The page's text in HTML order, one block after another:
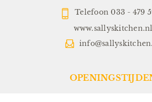
Telefoon 033 - 479
www.sallyskitchen.nl